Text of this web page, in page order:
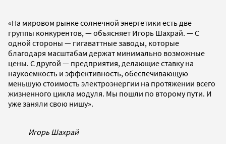
«На мировом рынке солнечной энергетики есть две
группы конкурентов, — объясняет Игорь Шахрай. — С
одной стороны — гигаваттные заводы, которые
благодаря масштабам держат минимально возможные
цены. С другой — предприятия, делающие ставку на
наукоемкость и эффективность, обеспечивающую
меньшую стоимость электроэнергии на протяжении всего
жизненного цикла модуля. Мы пошли по второму пути. И
уже заняли свою нишу».
Игорь Шахрай